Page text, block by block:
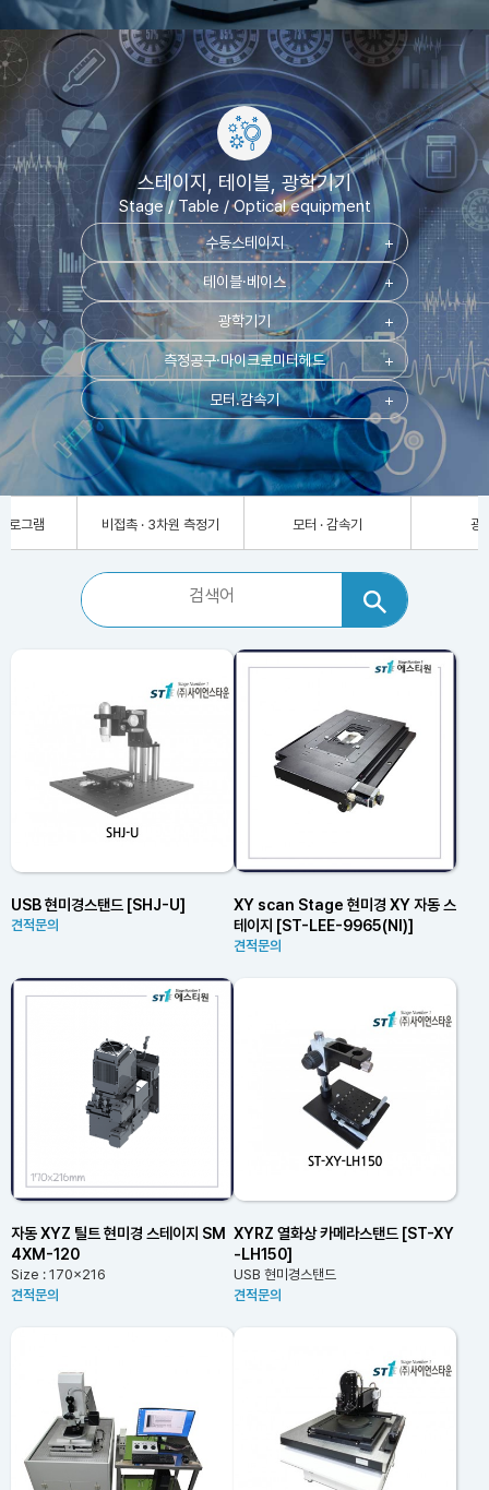
스테이지, 테이블, 광학기기
Stage / Table / Optical equipment
수동스테이지 add
테이블·베이스 add
광학기기 add
측정공구·마이크로미터헤드 add
모터.감속기 add
측정기 모터 · 감속기 광계측기
USB 현미경스탠드 [SHJ-U]
견적문의
XY scan Stage 현미경 XY 자동 스
테이지 [ST-LEE-9965(NI)]
견적문의
자동 XYZ 틸트 현미경 스테이지 SM
4XM-120
Size : 170x216
견적문의
XYRZ 열화상 카메라스탠드 [ST-XY
-LH150]
USB 현미경스탠드
견적문의